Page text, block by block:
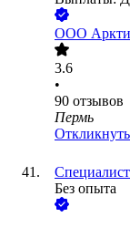
ООО
3.6
•
90 отзывов
Пермь
Без опыта